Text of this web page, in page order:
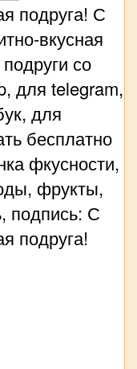
подруга! С
вкусная
со
для telegram,
для
бесплатно
фкусности,
фрукты,
подпись: С
подруга!